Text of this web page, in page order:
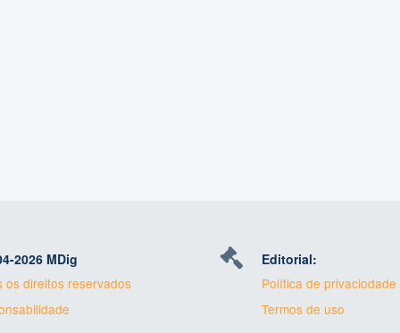
2026 MDig
os direitos reservados
Editorial:
Política de privaciodade
Termos de uso